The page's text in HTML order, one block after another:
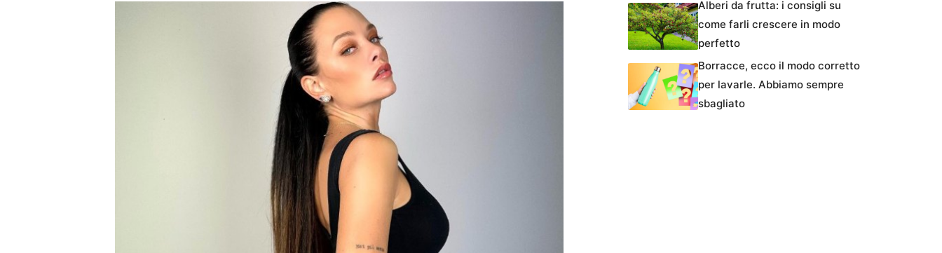
Alberi da frutta: i consigli su
come farli crescere in modo
perfetto
Borracce, ecco il modo corretto
per lavarle. Abbiamo sempre
sbagliato